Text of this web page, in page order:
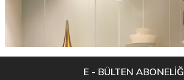
E - BÜLTEN